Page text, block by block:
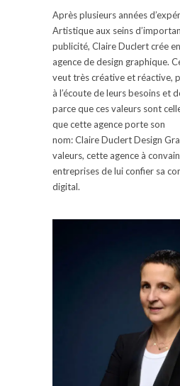
Après plusieurs années
Artistique aux seins d’
publicité, ClaireDuclertcrée
agencede design graphique.
veut très créative et réactive,
à l’écoute de leurs besoins et
parce que ces valeurs sont
que cette agence porte son
nom:ClaireDuclertDesign
valeurs, cette agence à
entreprises de lui confier sa
digital.